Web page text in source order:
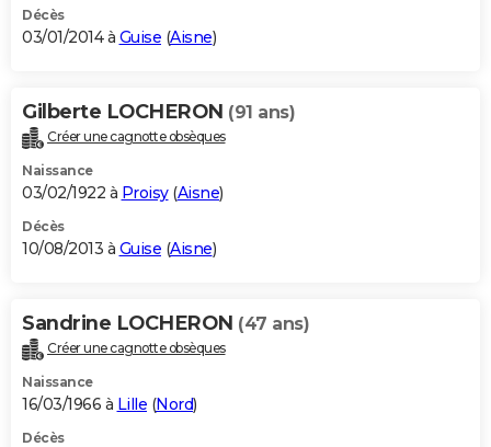
Décès
03/01/2014 à Guise (Aisne)
Gilberte LOCHERON (91 ans)
Créer une cagnotte obsèques
Naissance
03/02/1922 à Proisy(Aisne)
Décès
10/08/2013 à Guise (Aisne)
Sandrine LOCHERON (47 ans)
Créer une cagnotte obsèques
Naissance
16/03/1966 à Lille (Nord)
Décès